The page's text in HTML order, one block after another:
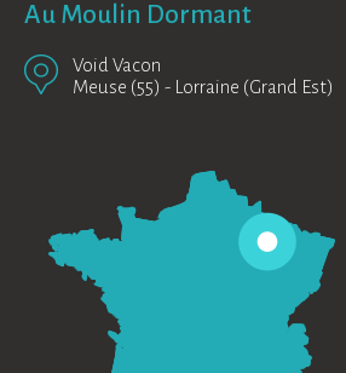
Au Moulin Dormant
Void Vacon
Meuse (55) - Lorraine (Grand Est)